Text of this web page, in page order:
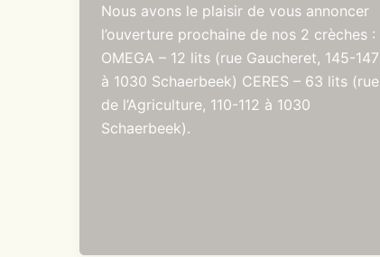
Nous avons le plaisir de vous annoncer
l’ouverture prochaine de nos 2 crèches :
OMEGA – 12 lits (rue Gaucheret, 145-147
à 1030 Schaerbeek) CERES – 63 lits (rue
de l’Agriculture, 110-112 à 1030
Schaerbeek).